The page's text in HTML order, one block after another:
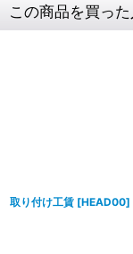
この商品を買っ
取り付け工賃 [HEAD00]